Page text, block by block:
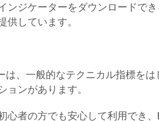
ンジケーターをダウンロードで
供しています。
、一般的なテクニカル指標を
ョンがあります。
心者の方でも安心して利用でき